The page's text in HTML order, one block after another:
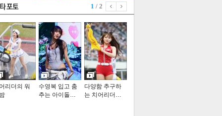
1 / 2
리더의 워
수영복 입고 춤
추는 아이돌…
다양함 추구하
는 치어리더…